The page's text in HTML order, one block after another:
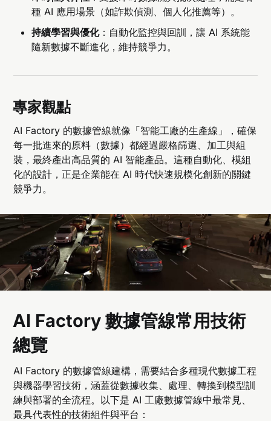
種 AI 應用場景（如詐欺偵測、個人化推薦等）。
持續學習與優化：自動化監控與回訓，讓 AI 系統能
隨新數據不斷進化，維持競爭力。
專家觀點
AI Factory 的數據管線就像「智能工廠的生產線」，確保
每一批進來的原料（數據）都經過嚴格篩選、加工與組
裝，最終產出高品質的 AI 智能產品。這種自動化、模組
化的設計，正是企業能在 AI 時代快速規模化創新的關鍵
競爭力。
AI Factory 數據管線常用技術
總覽
AI Factory 的數據管線建構，需要結合多種現代數據工程
與機器學習技術，涵蓋從數據收集、處理、轉換到模型訓
練與部署的全流程。以下是 AI 工廠數據管線中最常見、
最具代表性的技術組件與平台：